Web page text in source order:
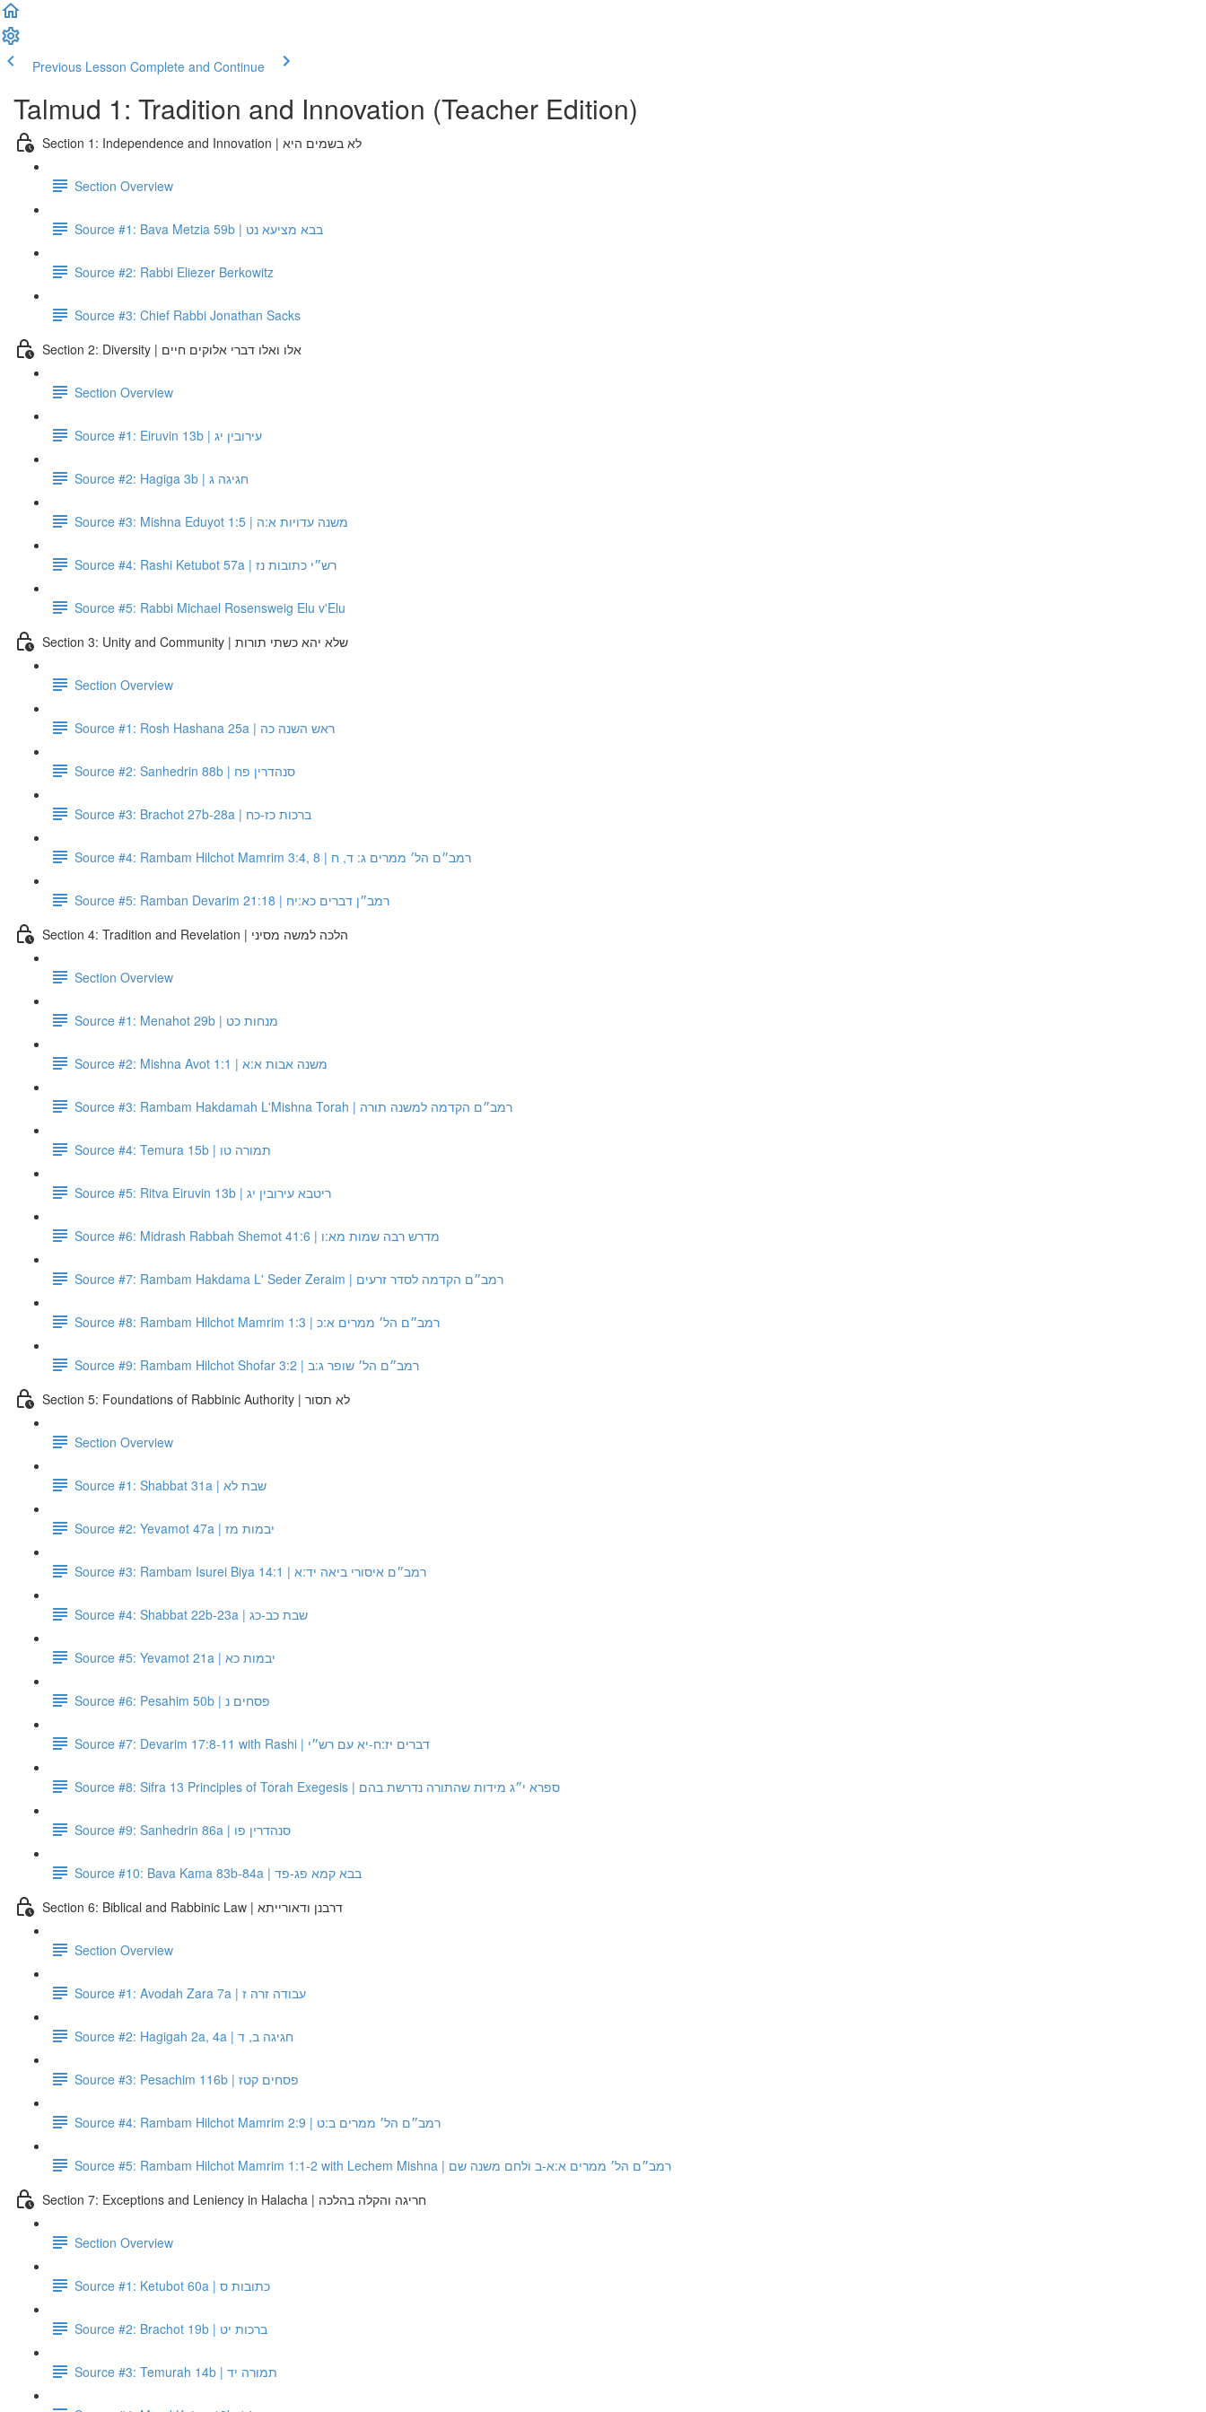
Previous Lesson Complete and Continue
Talmud 1: Tradition and Innovation (Teacher Edition)
Section 1: Independence and Innovation | לא בשמים היא
Section Overview
Source #1: Bava Metzia 59b | בבא מציעא נט
Source #2: Rabbi Eliezer Berkowitz
Source #3: Chief Rabbi Jonathan Sacks
Section 2: Diversity | אלו ואלו דברי אלוקים חיים
Section Overview
Source #1: Eiruvin 13b | עירובין יג
Source #2: Hagiga 3b | חגיגה ג
Source #3: Mishna Eduyot 1:5 | משנה עדויות א:ה
Source #4: Rashi Ketubot 57a | רש״י כתובות נז
Source #5: Rabbi Michael Rosensweig Elu v'Elu
Section 3: Unity and Community | שלא יהא כשתי תורות
Section Overview
Source #1: Rosh Hashana 25a | ראש השנה כה
Source #2: Sanhedrin 88b | סנהדרין פח
Source #3: Brachot 27b-28a | ברכות כז-כח
Source #4: Rambam Hilchot Mamrim 3:4, 8 | רמב״ם הל׳ ממרים ג: ד, ח
Source #5: Ramban Devarim 21:18 | רמב״ן דברים כא:יח
Section 4: Tradition and Revelation | הלכה למשה מסיני
Section Overview
Source #1: Menahot 29b | מנחות כט
Source #2: Mishna Avot 1:1 | משנה אבות א:א
Source #3: Rambam Hakdamah L'Mishna Torah | רמב״ם הקדמה למשנה תורה
Source #4: Temura 15b | תמורה טו
Source #5: Ritva Eiruvin 13b | ריטבא עירובין יג
Source #6: Midrash Rabbah Shemot 41:6 | מדרש רבה שמות מא:ו
Source #7: Rambam Hakdama L' Seder Zeraim | רמב״ם הקדמה לסדר זרעים
Source #8: Rambam Hilchot Mamrim 1:3 | רמב״ם הל׳ ממרים א:כ
Source #9: Rambam Hilchot Shofar 3:2 | רמב״ם הל׳ שופר ג:ב
Section 5: Foundations of Rabbinic Authority | לא תסור
Section Overview
Source #1: Shabbat 31a | שבת לא
Source #2: Yevamot 47a | יבמות מז
Source #3: Rambam Isurei Biya 14:1 | רמב״ם איסורי ביאה יד:א
Source #4: Shabbat 22b-23a | שבת כב-כג
Source #5: Yevamot 21a | יבמות כא
Source #6: Pesahim 50b | פסחים נ
Source #7: Devarim 17:8-11 with Rashi | דברים יז:ח-יא עם רש״י
Source #8: Sifra 13 Principles of Torah Exegesis | ספרא י״ג מידות שהתורה נדרשת בהם
Source #9: Sanhedrin 86a | סנהדרין פו
Source #10: Bava Kama 83b-84a | בבא קמא פג-פד
Section 6: Biblical and Rabbinic Law | דרבנן ודאורייתא
Section Overview
Source #1: Avodah Zara 7a | עבודה זרה ז
Source #2: Hagigah 2a, 4a | חגיגה ב, ד
Source #3: Pesachim 116b | פסחים קטז
Source #4: Rambam Hilchot Mamrim 2:9 | רמב״ם הל׳ ממרים ב:ט
Source #5: Rambam Hilchot Mamrim 1:1-2 with Lechem Mishna | רמב״ם הל׳ ממרים א:א-ב ולחם משנה שם
Section 7: Exceptions and Leniency in Halacha | חריגה והקלה בהלכה
Section Overview
Source #1: Ketubot 60a | כתובות ס
Source #2: Brachot 19b | ברכות יט
Source #3: Temurah 14b | תמורה יד